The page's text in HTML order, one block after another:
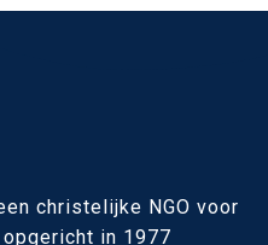
christelijke NGO voor
in 1977